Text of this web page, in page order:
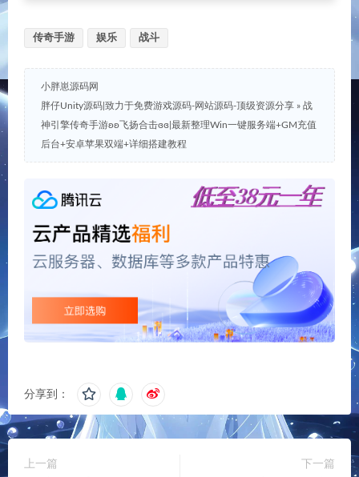
传奇手游 娱乐 战斗
小胖崽源码网
胖仔Unity源码|致力于免费游戏源码-网站源码-顶级资源分享 » 战
神引擎传奇手游ʚʚ飞扬合击ɞɞ|最新整理Win一键服务端+GM充值
后台+安卓苹果双端+详细搭建教程
分享到：
上一篇
下一篇